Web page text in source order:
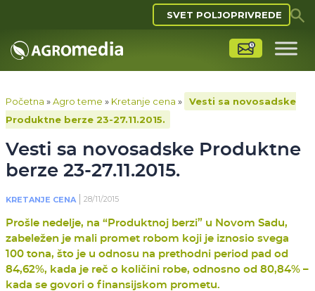
SVET POLJOPRIVREDE
Početna »Agro teme » Kretanje cena »
Vesti sa novosadske
Produktne berze 23-27.11.2015.
Vesti sa novosadske Produktne
berze 23-27.11.2015.
KRETANJE CENA 28/11/2015
Prošle nedelje, na “Produktnoj berzi” u Novom Sadu,
zabeležen je mali promet robom koji je iznosio svega
100 tona, što je u odnosu na prethodni period pad od
84,62%, kada je reč o količini robe, odnosno od 80,84% –
kada se govori o finansijskom prometu.